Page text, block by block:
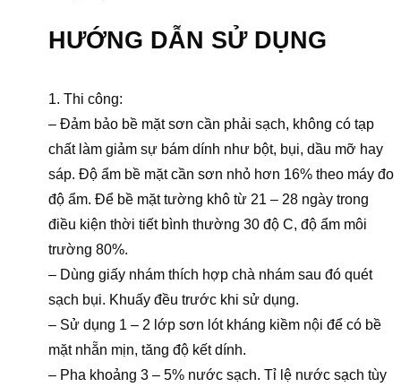
HƯỚNG DẪN SỬ DỤNG
1. Thi công:
– Đảm bảo bề mặt sơn cần phải sạch, không có tạp
chất làm giảm sự bám dính như bột, bụi, dầu mỡ hay
sáp. Độ ẩm bề mặt cần sơn nhỏ hơn 16% theo máy đo
độ ẩm. Để bề mặt tường khô từ 21 – 28 ngày trong
điều kiện thời tiết bình thường 30 độ C, độ ẩm môi
trường 80%.
– Dùng giấy nhám thích hợp chà nhám sau đó quét
sạch bụi. Khuấy đều trước khi sử dụng.
– Sử dụng 1 – 2 lớp sơn lót kháng kiềm nội để có bề
mặt nhẵn mịn, tăng độ kết dính.
– Pha khoảng 3 – 5% nước sạch. Tỉ lệ nước sạch tùy